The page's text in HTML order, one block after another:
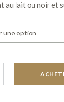
au lait ou noir et
pièce aussi
du Chocolat
surprendre et